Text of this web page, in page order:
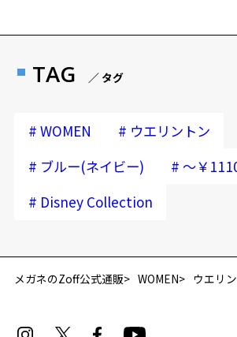
再入荷お知らせメールのお申し込み
TAG ／ タグ
# WOMEN # ウエリントン
# ブルー(ネイビー) # ～￥
# Disney Collection
メガネのZoff公式通販 WOMEN ウエリ